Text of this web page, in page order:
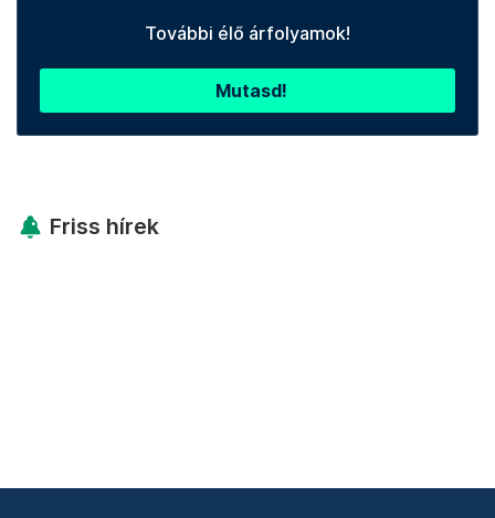
További élő árfolyamok!
Mutasd!
Friss hírek